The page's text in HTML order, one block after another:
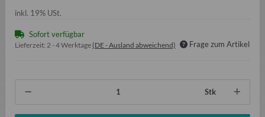
inkl. 19% USt.
Sofort verfügbar
Lieferzeit: 2 - 4 Werktage (DE - Ausland abweichend) Frage zum Artikel
Stk